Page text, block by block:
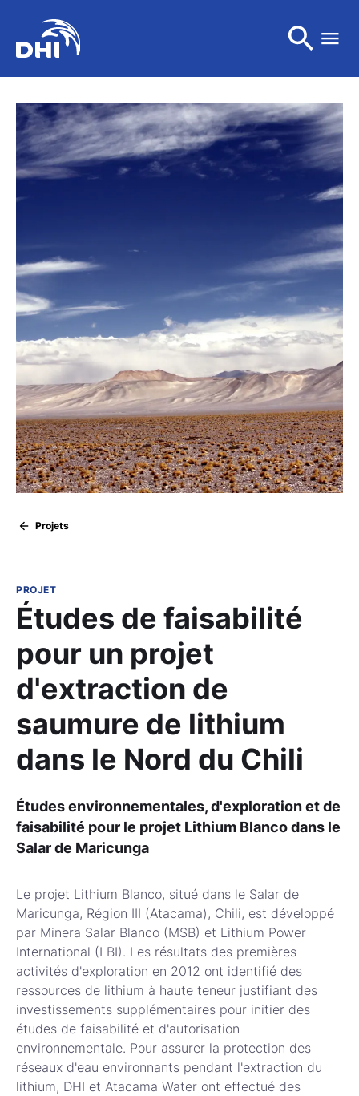
Projets
PROJET
Études de faisabilité
pour un projet
d'extraction de
saumure de lithium
dans le Nord du Chili
Études environnementales, d'exploration et de
faisabilité pour le projet Lithium Blanco dans le
Salar de Maricunga
Le projet Lithium Blanco, situé dans le Salar de
Maricunga, Région III (Atacama), Chili, est développé
par Minera Salar Blanco (MSB) et Lithium Power
International (LBI). Les résultats des premières
activités d'exploration en 2012 ont identifié des
ressources de lithium à haute teneur justifiant des
investissements supplémentaires pour initier des
études de faisabilité et d'autorisation
environnementale. Pour assurer la protection des
réseaux d'eau environnants pendant l'extraction du
lithium, DHI et Atacama Water ont effectué des